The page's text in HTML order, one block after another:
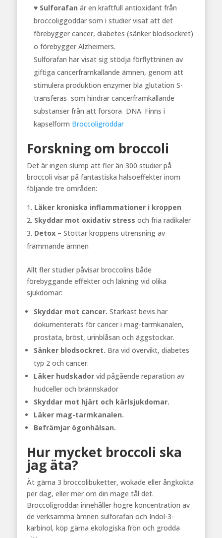
♥ Sulforafan är en kraftfull antioxidant från
broccoliggoddar som i studier visat att det
förebygger cancer, diabetes (sänker blodsockret)
o förebygger Alzheimers.
Sulforafan har visat sig stödja förflyttninen av
giftiga cancerframkallande ämnen, genom att
stimulera produktion enzymer bla glutation S-
transferas som hindrar cancerframkallande
substanser från att försöra DNA. Finns i
kapselform Broccoligroddar
Forskning om broccoli
Det är ingen slump att fler än 300 studier på
broccoli visar på fantastiska hälsoeffekter inom
följande tre områden:
Läker kroniska inflammationer i kroppen
Skyddar mot oxidativ stress och fria radikaler
Detox – Stöttar kroppens utrensning av
främmande ämnen
Allt fler studier påvisar broccolins både
förebyggande effekter och läkning vid olika
sjukdomar:
Skyddar mot cancer. Starkast bevis har
dokumenterats för cancer i mag-tarmkanalen,
prostata, bröst, urinblåsan och äggstockar.
Sänker blodsockret. Bra vid övervikt, diabetes
typ 2 och cancer.
Läker hudskador vid pågående reparation av
hudceller och brännskador
Skyddar mot hjärt och kärlsjukdomar.
Läker mag-tarmkanalen.
Befrämjar ögonhälsan.
Hur mycket broccoli ska
jag äta?
Ät gärna 3 broccolibuketter, wokade eller ångkokta
per dag, eller mer om din mage tål det.
Broccoligroddar innehåller högre koncentration av
de verksamma ämnen sulforafan och Indol-3-
karbinol, köp gärna ekologiska frön och grodda